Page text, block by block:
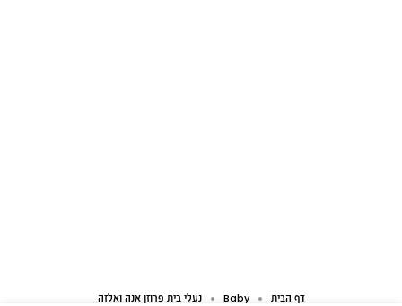
דף הבית Baby נעלי בית פרוזן אנה ואלזה